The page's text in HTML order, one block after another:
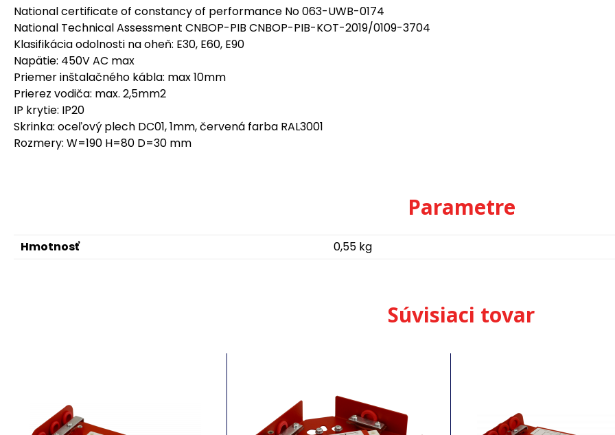
National certificate of constancy of performance No 063-UWB-0174
National Technical Assessment CNBOP-PIB CNBOP-PIB-KOT-2019/0109-3704
Klasifikácia odolnosti na oheň: E30, E60, E90
Napätie: 450V AC max
Priemer inštalačného kábla: max 10mm
Prierez vodiča: max. 2,5mm2
IP krytie: IP20
Skrinka: oceľový plech DC01, 1mm, červená farba RAL3001
Rozmery: W=190 H=80 D=30 mm
Parametre
Hmotnosť 0,55 kg
Súvisiaci tovar